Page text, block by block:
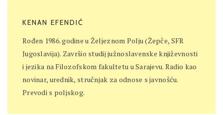
KENAN EFENDIĆ
Rođen 1986. godine u Željeznom Polju (Žepče, SFR
Jugoslavija). Završio studij južnoslavenske književnosti
i jezika na Filozofskom fakultetu u Sarajevu. Radio kao
novinar, urednik, stručnjak za odnose s javnošću.
Prevodi s poljskog.